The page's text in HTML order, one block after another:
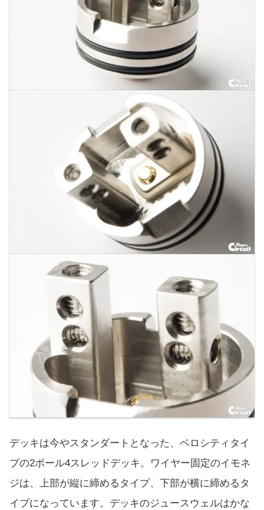
デッキは今やスタンダートとなった、ベロシティタイ
プの2ポール4スレッドデッキ。ワイヤー固定のイモネ
ジは、上部が縦に締めるタイプ、下部が横に締めるタ
イプになっています。デッキのジュースウェルはかな